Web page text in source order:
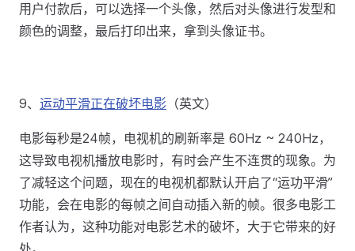
用户付款后，可以选择一个头像，然后对头像进行发型和
颜色的调整，最后打印出来，拿到头像证书。
9、 运动平滑正在破坏电影 （英文）
电影每秒是24帧，电视机的刷新率是 60Hz ~ 240Hz，
这导致电视机播放电影时，有时会产生不连贯的现象。为
了减轻这个问题，现在的电视机都默认开启了“运功平滑”
功能，会在电影的每帧之间自动插入新的帧。很多电影工
作者认为，这种功能对电影艺术的破坏，大于它带来的好